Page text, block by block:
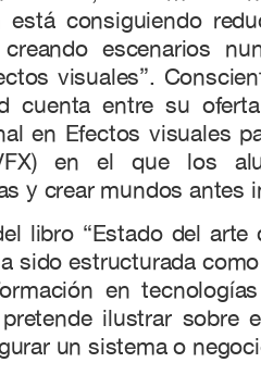
está consiguiendo
escenarios
visuales”.
cuenta entre su
en Efectos visuales
en el que los
y crear mundos antes
libro “Estado del arte
sido estructurada
en
ilustrar sobre
un sistema o